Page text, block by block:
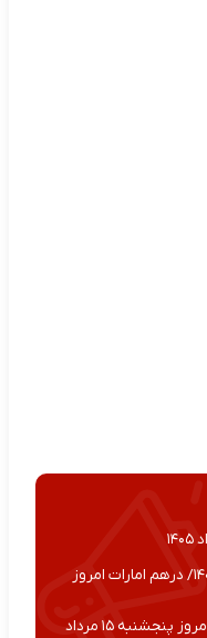
قیمت درهم امروز جمعه ۱۶ مرداد ۱۴۰۵/ درهم امارات امروز
قیمت جدید دلار، یورو و سایر ارزها امروز پنجشنبه ۱۵ مرداد